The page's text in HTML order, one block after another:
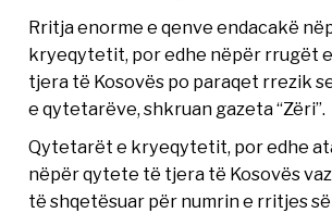
Rritja enorme e qenve endacakë
kryeqytetit, por edhe nëpër rrugët
tjera të Kosovës po paraqet rrezik
e qytetarëve, shkruan gazeta “Zëri”.
Qytetarët e kryeqytetit, por edhe
nëpër qytete të tjera të Kosovës
të shqetësuar për numrin e rritjes